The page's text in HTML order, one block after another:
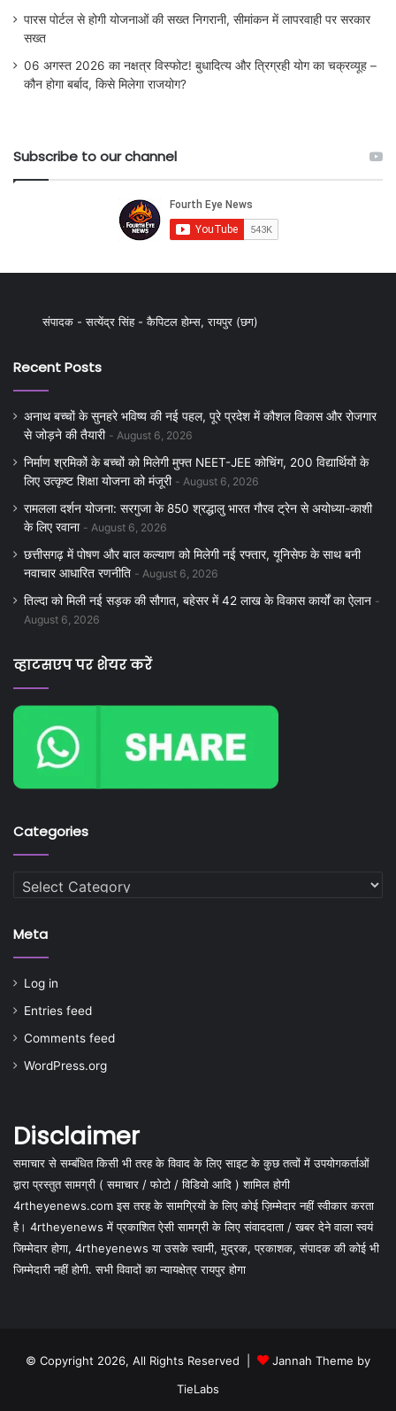
पारस पोर्टल से होगी योजनाओं की सख्त निगरानी, सीमांकन में लापरवाही पर सरकार
सख्त
06 अगस्त 2026 का नक्षत्र विस्फोट! बुधादित्य और त्रिग्रही योग का चक्रव्यूह –
कौन होगा बर्बाद, किसे मिलेगा राजयोग?
Subscribe to our channel
संपादक - सत्येंद्र सिंह - कैपिटल होम्स, रायपुर (छग)
Recent Posts
अनाथ बच्चों के सुनहरे भविष्य की नई पहल, पूरे प्रदेश में कौशल विकास और रोजगार
से जोड़ने की तैयारी
August 6, 2026
निर्माण श्रमिकों के बच्चों को मिलेगी मुफ्त NEET-JEE कोचिंग, 200 विद्यार्थियों के
लिए उत्कृष्ट शिक्षा योजना को मंजूरी
August 6, 2026
रामलला दर्शन योजना: सरगुजा के 850 श्रद्धालु भारत गौरव ट्रेन से अयोध्या-काशी
के लिए रवाना
August 6, 2026
छत्तीसगढ़ में पोषण और बाल कल्याण को मिलेगी नई रफ्तार, यूनिसेफ के साथ बनी
नवाचार आधारित रणनीति
August 6, 2026
तिल्दा को मिली नई सड़क की सौगात, बहेसर में 42 लाख के विकास कार्यों का ऐलान
August 6, 2026
व्हाटसएप पर शेयर करें
Categories
Categories
Meta
Log in
Entries feed
Comments feed
WordPress.org
Disclaimer
समाचार से सम्बंधित किसी भी तरह के विवाद के लिए साइट के कुछ तत्वों में उपयोगकर्ताओं
द्वारा प्रस्तुत सामग्री ( समाचार / फोटो / विडियो आदि ) शामिल होगी
4rtheyenews.com इस तरह के सामग्रियों के लिए कोई ज़िम्मेदार नहीं स्वीकार करता
है। 4rtheyenews में प्रकाशित ऐसी सामग्री के लिए संवाददाता / खबर देने वाला स्वयं
जिम्मेदार होगा, 4rtheyenews या उसके स्वामी, मुद्रक, प्रकाशक, संपादक की कोई भी
जिम्मेदारी नहीं होगी. सभी विवादों का न्यायक्षेत्र रायपुर होगा
© Copyright 2026, All Rights Reserved |
Jannah Theme by
TieLabs